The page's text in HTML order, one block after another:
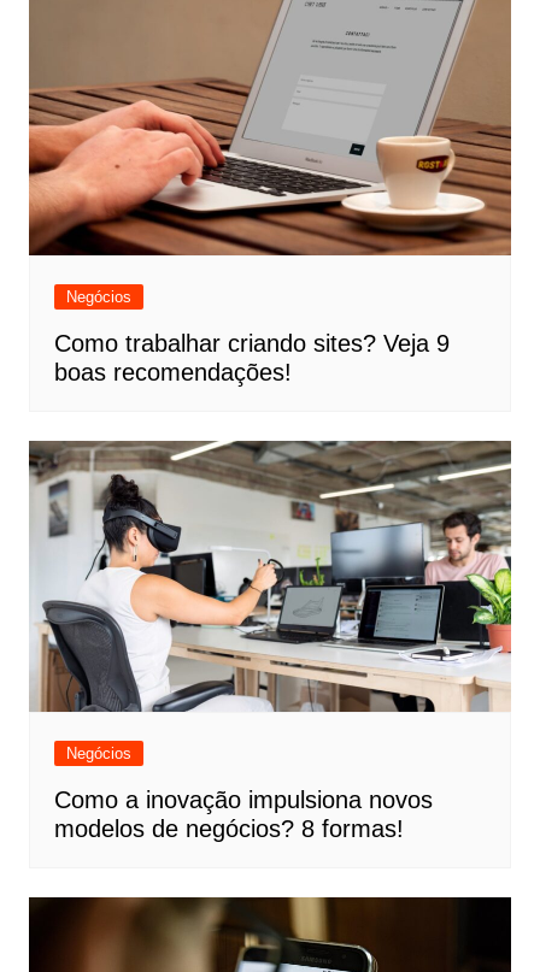
Negócios
Como trabalhar criando sites? Veja 9
boas recomendações!
Negócios
Como a inovação impulsiona novos
modelos de negócios? 8 formas!